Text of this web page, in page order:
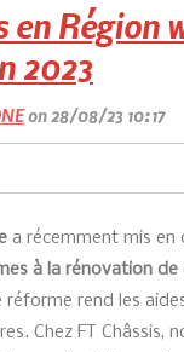
en Région
2023
on 28/08/23 10:17
a récemment mis
à la rénovation de
réforme rend les
Chez FT Châssis,